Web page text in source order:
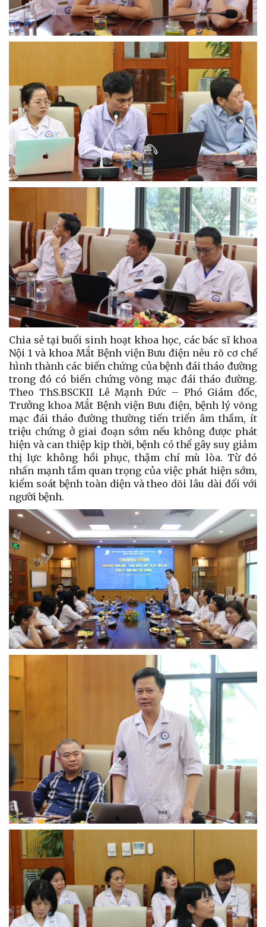
Chia sẻ tại buổi sinh hoạt khoa học, các bác sĩ khoa
Nội 1 và khoa Mắt Bệnh viện Bưu điện nêu rõ cơ chế
hình thành các biến chứng của bệnh đái tháo đường
trong đó có biến chứng võng mạc đái tháo đường.
Theo ThS.BSCKII Lê Mạnh Đức – Phó Giám đốc,
Trưởng khoa Mắt Bệnh viện Bưu điện, bệnh lý võng
mạc đái tháo đường thường tiến triển âm thầm, ít
triệu chứng ở giai đoạn sớm nếu không được phát
hiện và can thiệp kịp thời, bệnh có thể gây suy giảm
thị lực không hồi phục, thậm chí mù lòa. Từ đó
nhấn mạnh tầm quan trọng của việc phát hiện sớm,
kiểm soát bệnh toàn diện và theo dõi lâu dài đối với
người bệnh.